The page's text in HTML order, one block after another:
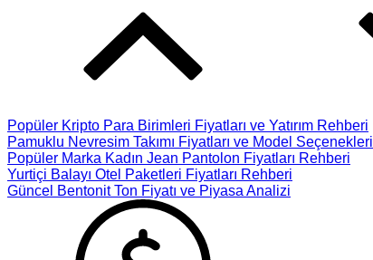
Popüler Kripto Para Birimleri Fiyatları ve Yatırım Rehberi
Pamuklu Nevresim Takımı Fiyatları ve Model Seçenekleri
Popüler Marka Kadın Jean Pantolon Fiyatları Rehberi
Yurtiçi Balayı Otel Paketleri Fiyatları Rehberi
Güncel Bentonit Ton Fiyatı ve Piyasa Analizi